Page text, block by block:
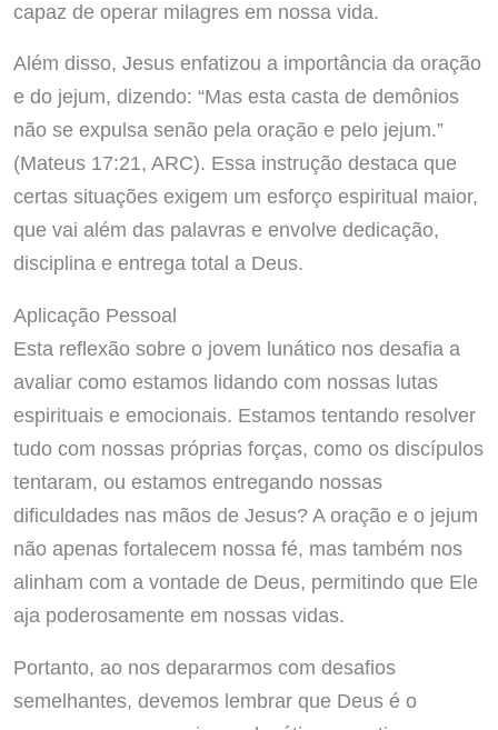
capaz de operar milagres em nossa vida.
Além disso, Jesus enfatizou a importância da oração
e do jejum, dizendo: “Mas esta casta de demônios
não se expulsa senão pela oração e pelo jejum.”
(Mateus 17:21, ARC). Essa instrução destaca que
certas situações exigem um esforço espiritual maior,
que vai além das palavras e envolve dedicação,
disciplina e entrega total a Deus.
Aplicação Pessoal
Esta reflexão sobre o jovem lunático nos desafia a
avaliar como estamos lidando com nossas lutas
espirituais e emocionais. Estamos tentando resolver
tudo com nossas próprias forças, como os discípulos
tentaram, ou estamos entregando nossas
dificuldades nas mãos de Jesus? A oração e o jejum
não apenas fortalecem nossa fé, mas também nos
alinham com a vontade de Deus, permitindo que Ele
aja poderosamente em nossas vidas.
Portanto, ao nos depararmos com desafios
semelhantes, devemos lembrar que Deus é o